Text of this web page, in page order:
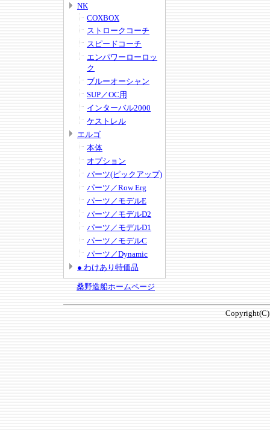
NK
COXBOX
ストロークコーチ
スピードコーチ
エンパワーローロッ
ク
ブルーオーシャン
SUP／OC用
インターバル2000
ケストレル
エルゴ
本体
オプション
パーツ(ピックアップ)
パーツ／Row Erg
パーツ／モデルE
パーツ／モデルD2
パーツ／モデルD1
パーツ／モデルC
パーツ／Dynamic
● わけあり特価品
桑野造船ホームページ